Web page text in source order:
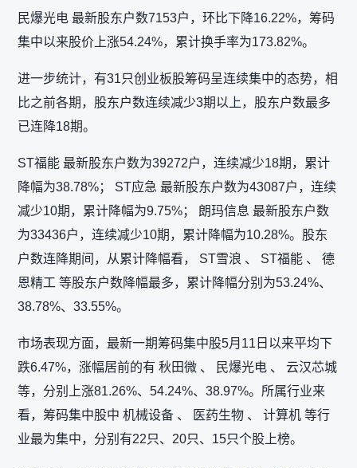
民爆光电 最新股东户数7153户，环比下降16.22%，筹码
集中以来股价上涨54.24%，累计换手率为173.82%。
进一步统计，有31只创业板股筹码呈连续集中的态势，相
比之前各期，股东户数连续减少3期以上，股东户数最多
已连降18期。
ST福能 最新股东户数为39272户，连续减少18期，累计
降幅为38.78%； ST应急 最新股东户数为43087户，连续
减少10期，累计降幅为9.75%； 朗玛信息 最新股东户数
为33436户，连续减少10期，累计降幅为10.28%。股东
户数连降期间，从累计降幅看， ST雪浪 、 ST福能 、 德
恩精工 等股东户数降幅最多，累计降幅分别为53.24%、
38.78%、33.55%。
市场表现方面，最新一期筹码集中股5月11日以来平均下
跌6.47%，涨幅居前的有 秋田微 、 民爆光电 、 云汉芯城
等，分别上涨81.26%、54.24%、38.97%。所属行业来
看，筹码集中股中 机械设备 、 医药生物 、 计算机 等行
业最为集中，分别有22只、20只、15只个股上榜。